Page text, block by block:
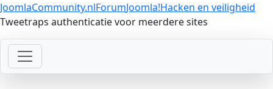
JoomlaCommunity.nlForumJoomla!Hacken en veiligheid
Tweetraps authenticatie voor meerdere sites